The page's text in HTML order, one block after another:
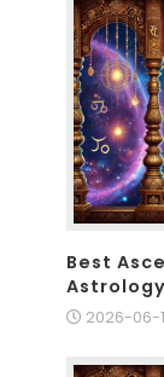
Best
Astrology
2026-06-